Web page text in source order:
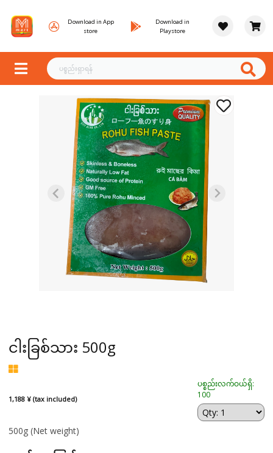
Download in App
store
Download in
Playstore
ငါးခြစ်သား 500g
1,188 ¥ (tax included)
ပစ္စည်းလက်ဝယ်ရှိ:
100
500g (Net weight)